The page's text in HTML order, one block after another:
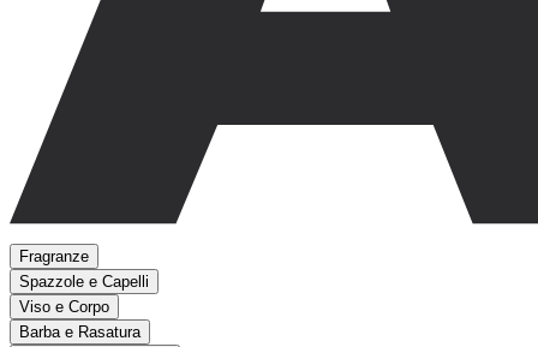
Fragranze
Spazzole e Capelli
Viso e Corpo
Barba e Rasatura